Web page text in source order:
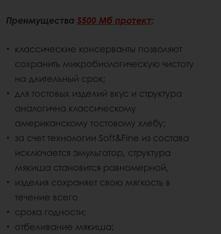
Преимущества S500 Mб протект:
классические консерванты позволяют
сохранить микробиологическую чистоту
на длительный срок;
для тостовых изделий вкус и структура
аналогична классическому
американскому тостовому хлебу;
за счет технологии Soft&Fine из состава
исключается эмульгатор, структура
мякиша становится равномерной,
изделия сохраняет свою мягкость в
течение всего
срока годности;
отбеливание мякиша;